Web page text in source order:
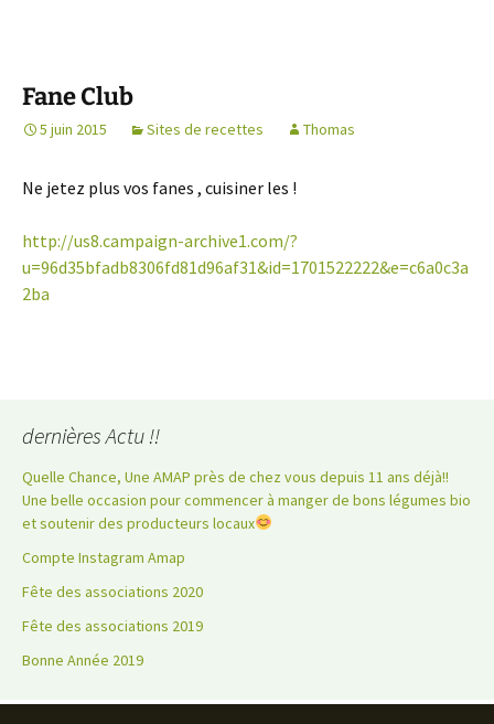
Fane Club
5 juin 2015 Sites de recettes Thomas
Ne jetez plus vos fanes , cuisiner les !
http://us8.campaign-archive1.com/?
u=96d35bfadb8306fd81d96af31&id=1701522222&e=c6a0c3a
2ba
dernières Actu !!
Quelle Chance, Une AMAP près de chez vous depuis 11 ans déjà!!
Une belle occasion pour commencer à manger de bons légumes bio
et soutenir des producteurs locaux
Compte Instagram Amap
Fête des associations 2020
Fête des associations 2019
Bonne Année 2019